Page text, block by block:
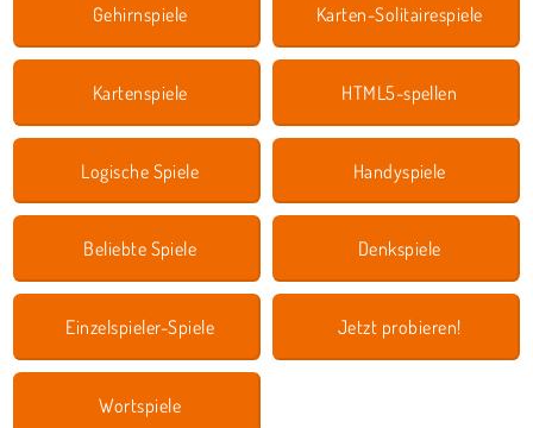
Gehirnspiele Karten-Solitairespiele
Kartenspiele HTML5-spellen
Logische Spiele Handyspiele
Beliebte Spiele Denkspiele
Einzelspieler-Spiele Jetzt probieren!
Wortspiele